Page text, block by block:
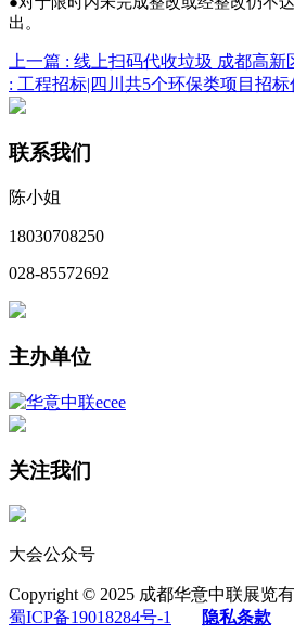
出。
上一篇 : 线上扫码代收垃圾 成都高新
: 工程招标|四川共5个环保类项目招标
联系我们
陈小姐
18030708250
028-85572692
主办单位
关注我们
大会公众号
Copyright © 2025 成都华意中联展览
蜀ICP备19018284号-1
隐私条款